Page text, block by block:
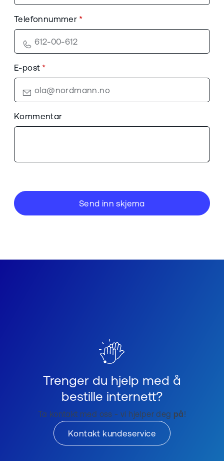
Telefonnummer
E-post
Kommentar
Send inn skjema
Trenger du hjelp med å
bestille internett?
Ta kontakt med oss - vi hjelper deg på!
Kontakt kundeservice